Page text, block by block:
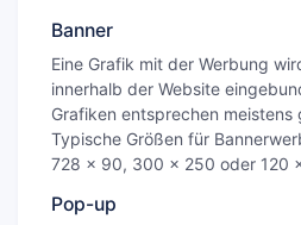
Banner
Eine Grafik mit der Werbung
innerhalb der Website
Grafiken entsprechen meistens
Typische Größen für
728 x 90, 300 x 250 oder 120
Pop-up